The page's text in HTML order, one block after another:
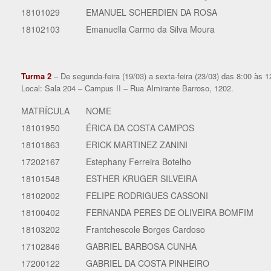
18101029
EMANUEL SCHERDIEN DA ROSA
18102103
Emanuella Carmo da Silva Moura
Turma 2 – De segunda-feira (19/03) a sexta-feira (23/03) das 8:00 às
Local: Sala 204 – Campus II – Rua Almirante Barroso, 1202.
MATRÍCULA
NOME
18101950
ÉRICA DA COSTA CAMPOS
18101863
ERICK MARTINEZ ZANINI
17202167
Estephany Ferreira Botelho
18101548
ESTHER KRUGER SILVEIRA
18102002
FELIPE RODRIGUES CASSONI
18100402
FERNANDA PERES DE OLIVEIRA BOMFIM
18103202
Frantchescole Borges Cardoso
17102846
GABRIEL BARBOSA CUNHA
17200122
GABRIEL DA COSTA PINHEIRO